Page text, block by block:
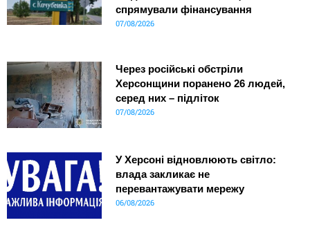
спрямували фінансування
07/08/2026
Через російські обстріли
Херсонщини поранено 26 людей,
серед них – підліток
07/08/2026
У Херсоні відновлюють світло:
влада закликає не
перевантажувати мережу
06/08/2026